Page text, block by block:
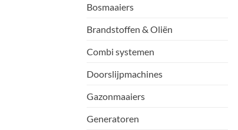
Bosmaaiers
Brandstoffen & Oliën
Combi systemen
Doorslijpmachines
Gazonmaaiers
Generatoren